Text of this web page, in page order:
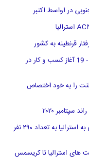
در اواسط اکتبر
قرنطینه به کشور
ایالت ویکتوریا و کاهش محدودیت کووید - 19 آغاز کسب و کار در
را به خود اختصاص
افزایش تعداد مسافران ورودی بین المللی به استرالیا به تعداد ۲۹۰ نفر